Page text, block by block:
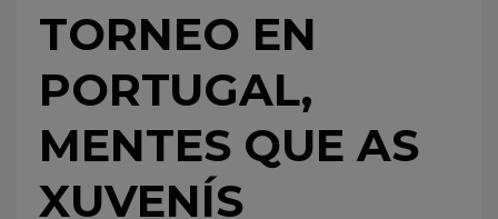
TORNEO EN
PORTUGAL,
MENTES QUE AS
XUVENÍS